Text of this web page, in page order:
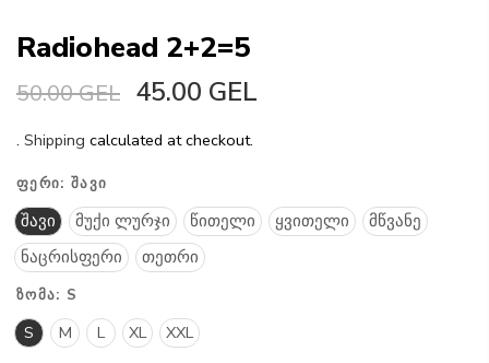
Radiohead 2+2=5
50.00 GEL 45.00 GEL
. Shipping calculated at checkout.
ᲤᲔᲠᲘ: ᲨᲐᲕᲘ
შავი მუქი ლურჯი წითელი ყვითელი
მწვანე
ნაცრისფერი
თეთრი
ᲖᲝᲛᲐ: S
S M L XL XXL